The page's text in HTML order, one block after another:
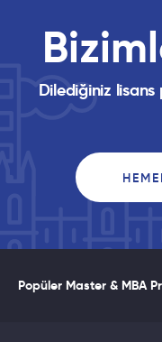
Dilediğiniz
Popüler Master & MBA